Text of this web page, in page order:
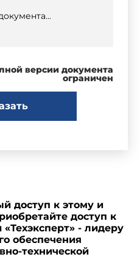
версии документа
ограничен
доступ к этому и
доступ к
- лидеру
обеспечения
технической